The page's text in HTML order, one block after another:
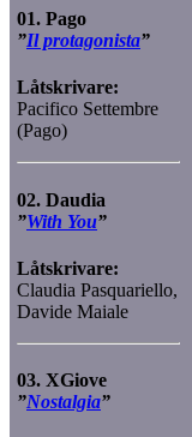
01. Pago
”Il protagonista”
Låtskrivare:
Pacifico Settembre
(Pago)
02. Daudia
”With You”
Låtskrivare:
Claudia Pasquariello,
Davide Maiale
03. XGiove
”Nostalgia”